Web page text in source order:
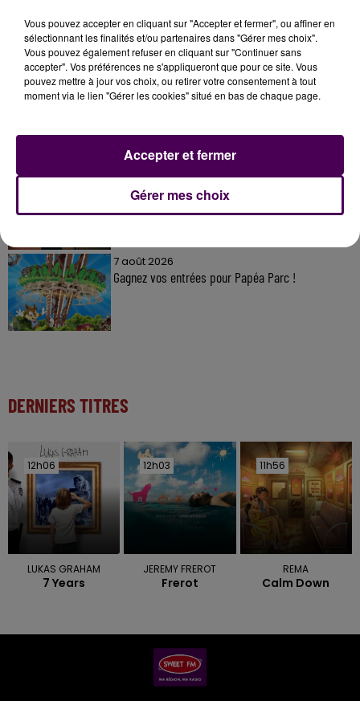
À LA UNE
7 août 2026
11 juillet 2026
Inscrivez-vous au casting The Voice & The Voice
Kids !
7 août 2026
Gagnez vos entrées pour Papéa Parc !
DERNIERS TITRES
12h06
12h06
LUKAS GRAHAM
7 Years
12h03
12h03
JEREMY FREROT
Frerot
11h56
11h56
REMA
Calm Down
Vous pouvez accepter en cliquant sur "Accepter et fermer", ou affiner en
sélectionnant les finalités et/ou partenaires dans "Gérer mes choix".
Vous pouvez également refuser en cliquant sur "Continuer sans
accepter". Vos préférences ne s'appliqueront que pour ce site. Vous
pouvez mettre à jour vos choix, ou retirer votre consentement à tout
moment via le lien "Gérer les cookies" situé en bas de chaque page.
Gérer mes choix
Accepter et fermer